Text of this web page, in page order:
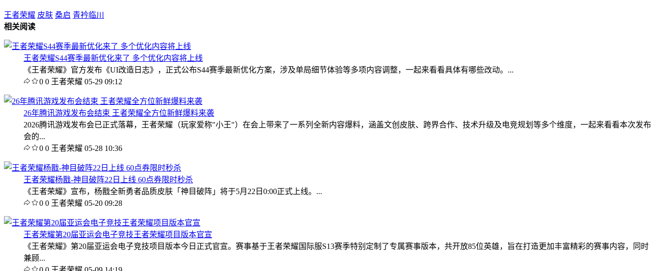
王者荣耀 皮肤 桑启 青衿临川
相关阅读
王者荣耀S44赛季最新优化来了 多个优化内容将上线
《王者荣耀》官方发布《UI改造日志》，正式公布S44赛季最新优化方案，涉及单局细节体验等多项内容调整，一起来看看具体有哪些改动。...
0 0 王者荣耀 05-29 09:12
26年腾讯游戏发布会结束 王者荣耀全方位新鲜爆料来袭
2026腾讯游戏发布会已正式落幕，王者荣耀（玩家爱称"小王"）在会上带来了一系列全新内容爆料，涵盖文创皮肤、跨界合作、技术升级及电竞规划等多个维度，一起来看看本次发布
会的...
0 0 王者荣耀 05-28 10:36
王者荣耀杨戬-神目破阵22日上线 60点券限时秒杀
《王者荣耀》宣布，杨戬全新勇者品质皮肤「神目破阵」将于5月22日0:00正式上线。...
0 0 王者荣耀 05-20 09:28
王者荣耀第20届亚运会电子竞技王者荣耀项目版本官宣
《王者荣耀》第20届亚运会电子竞技项目版本今日正式官宣。赛事基于王者荣耀国际服S13赛季特别定制了专属赛事版本，共开放85位英雄，旨在打造更加丰富精彩的赛事内容，同时
兼顾...